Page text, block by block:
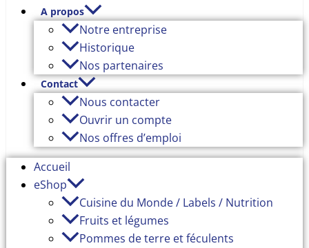
A propos
Notre entreprise
Historique
Nos partenaires
Contact
Nous contacter
Ouvrir un compte
Nos offres d’emploi
Accueil
eShop
Cuisine du Monde / Labels / Nutrition
Fruits et légumes
Pommes de terre et féculents